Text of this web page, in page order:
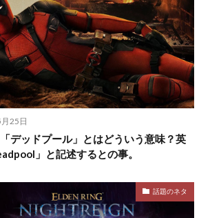
25日
デッドプール」とはどういう意味？英
」と記述するとの事。
話題のネタ